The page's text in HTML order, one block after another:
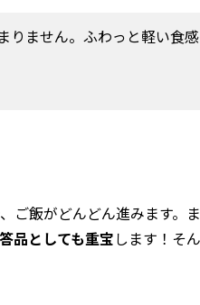
りません。ふわっと軽い食
ご飯がどんどん進みます。ま
品としても重宝します！そ